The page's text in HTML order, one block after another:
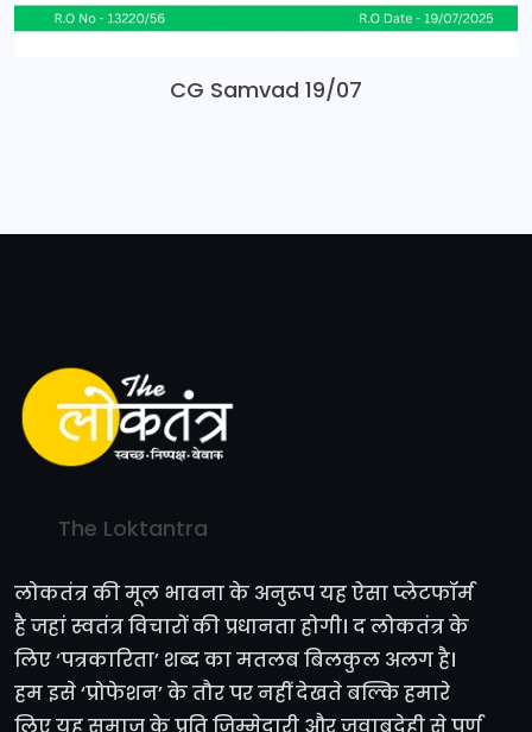
CG Samvad 19/07
The Loktantra
लोकतंत्र की मूल भावना के अनुरूप यह ऐसा प्लेटफॉर्म
है जहां स्वतंत्र विचारों की प्रधानता होगी। द लोकतंत्र के
लिए ‘पत्रकारिता’ शब्द का मतलब बिलकुल अलग है।
हम इसे ‘प्रोफेशन’ के तौर पर नहीं देखते बल्कि हमारे
लिए यह समाज के प्रति जिम्मेदारी और जवाबदेही से पूर्ण